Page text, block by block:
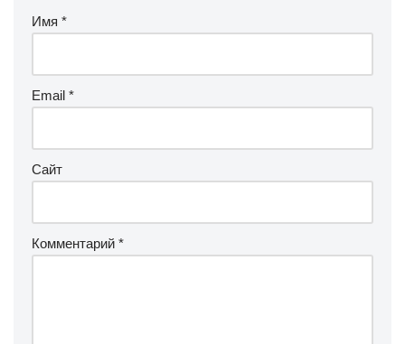
Имя *
Email *
Сайт
Комментарий *